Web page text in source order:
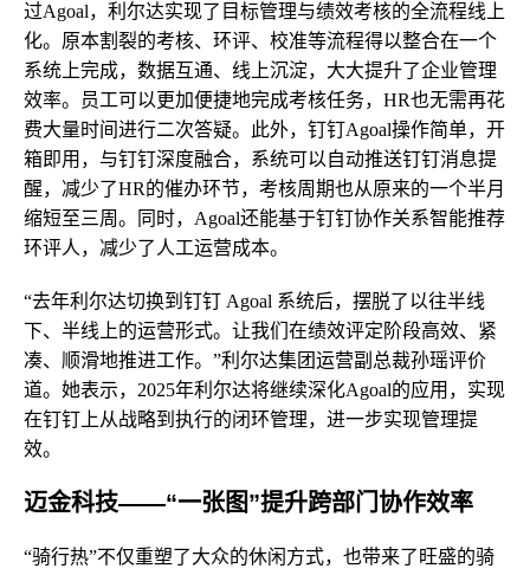
过Agoal，利尔达实现了目标管理与绩效考核的全流程线上
化。原本割裂的考核、环评、校准等流程得以整合在一个
系统上完成，数据互通、线上沉淀，大大提升了企业管理
效率。员工可以更加便捷地完成考核任务，HR也无需再花
费大量时间进行二次答疑。此外，钉钉Agoal操作简单，开
箱即用，与钉钉深度融合，系统可以自动推送钉钉消息提
醒，减少了HR的催办环节，考核周期也从原来的一个半月
缩短至三周。同时，Agoal还能基于钉钉协作关系智能推荐
环评人，减少了人工运营成本。
“去年利尔达切换到钉钉 Agoal 系统后，摆脱了以往半线
下、半线上的运营形式。让我们在绩效评定阶段高效、紧
凑、顺滑地推进工作。”利尔达集团运营副总裁孙瑶评价
道。她表示，2025年利尔达将继续深化Agoal的应用，实现
在钉钉上从战略到执行的闭环管理，进一步实现管理提
效。
迈金科技——“一张图”提升跨部门协作效率
“骑行热”不仅重塑了大众的休闲方式，也带来了旺盛的骑